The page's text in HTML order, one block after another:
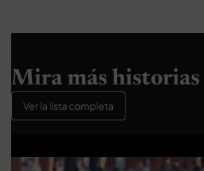
Mira más historias
Ver la lista completa